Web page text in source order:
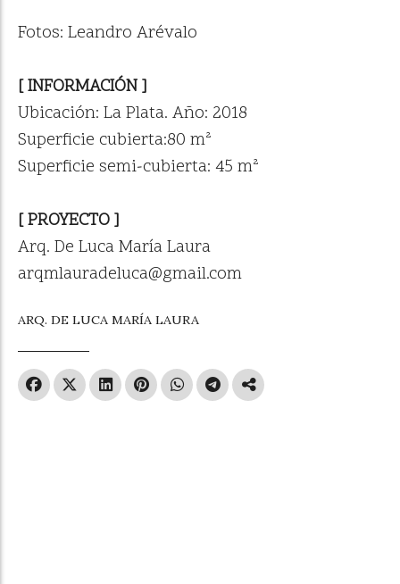
Fotos: Leandro Arévalo
[ INFORMACIÓN ]
Ubicación: La Plata. Año: 2018
Superficie cubierta:80 m²
Superficie semi-cubierta: 45 m²
[ PROYECTO ]
Arq. De Luca María Laura
arqmlauradeluca@gmail.com
ARQ. DE LUCA MARÍA LAURA